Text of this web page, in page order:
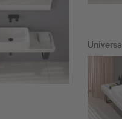
Universal